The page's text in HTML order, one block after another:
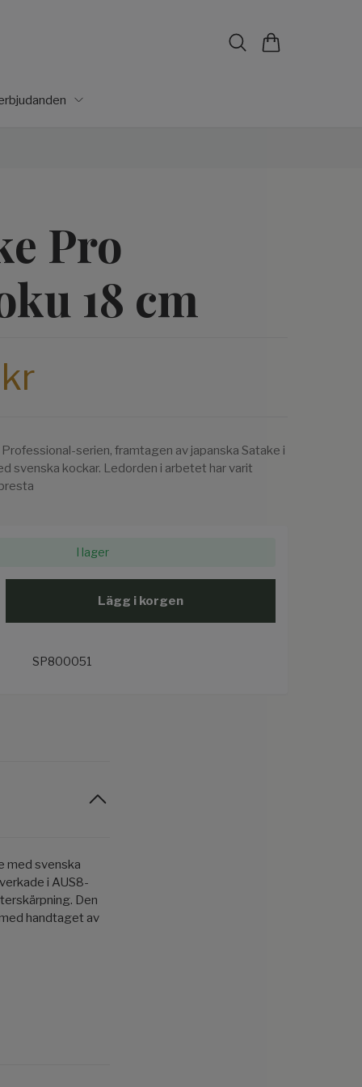
Pro
18 cm
serien, framtagen av japanska Satake i
svenska kockar. Ledorden i arbetet har varit
I lager
Lägg i korgen
SP800051
med svenska
i AUS8-
Den
handtaget av